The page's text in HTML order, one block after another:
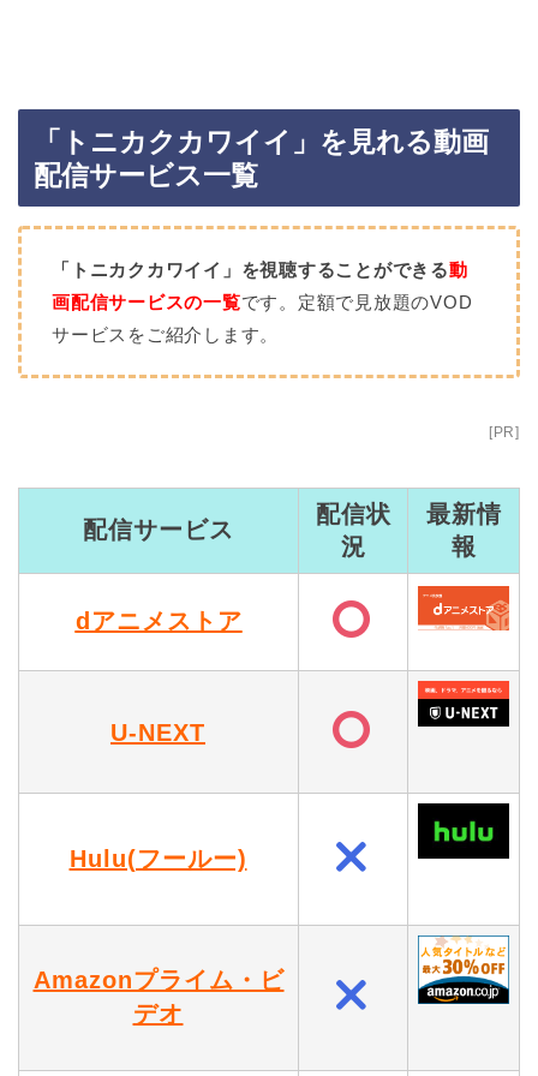
「トニカクカワイイ」を見れる動画
配信サービス一覧
「トニカクカワイイ」を視聴することができる動
画配信サービスの一覧です。定額で見放題のVOD
サービスをご紹介します。
[PR]
配信サービス
配信状
況
最新情
報
dアニメストア
U-NEXT
Hulu(フールー)
Amazonプライム・ビ
デオ